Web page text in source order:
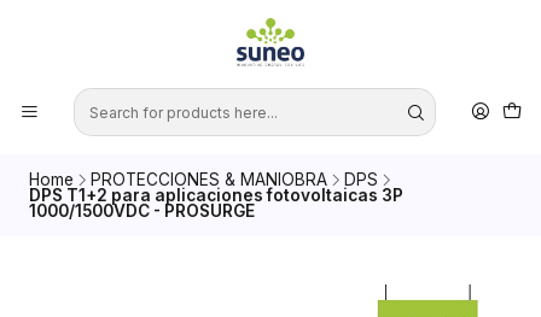
Home PROTECCIONES & MANIOBRA
DPS
DPS T1+2 para aplicaciones fotovoltaicas 3P
1000/1500VDC - PROSURGE